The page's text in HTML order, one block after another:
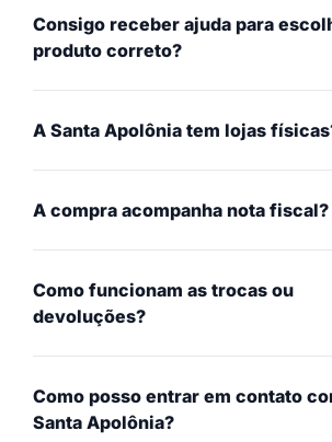
Consigo receber ajuda para
produto correto?
A Santa Apolônia tem lojas
A compra acompanha nota fiscal?
Como funcionam as trocas ou
devoluções?
Como posso entrar em contato
Santa Apolônia?